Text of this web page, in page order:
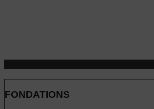
FONDATIONS